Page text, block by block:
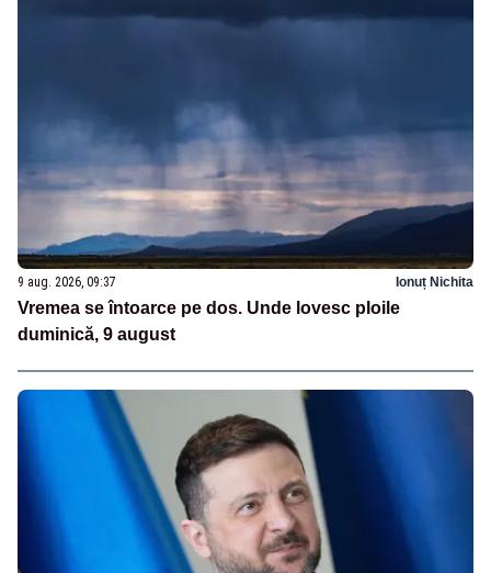
9 aug. 2026, 09:37 Ionuț Nichita
Vremea se întoarce pe dos. Unde lovesc ploile
duminică, 9 august